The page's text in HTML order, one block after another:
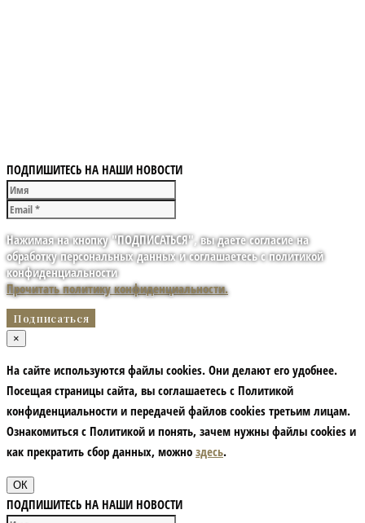
ПОДПИШИТЕСЬ НА НАШИ НОВОСТИ
Нажимая на кнопку "ПОДПИСАТЬСЯ", вы даете согласие на
обработку персональных данных и соглашаетесь с политикой
конфиденциальности
Прочитать политику конфиденциальности.
×
На сайте используются файлы cookies. Они делают его удобнее.
Посещая страницы сайта, вы соглашаетесь с Политикой
конфиденциальности и передачей файлов cookies третьим лицам.
Ознакомиться с Политикой и понять, зачем нужны файлы сookies и
как прекратить сбор данных, можно здесь.
ОК
ПОДПИШИТЕСЬ НА НАШИ НОВОСТИ